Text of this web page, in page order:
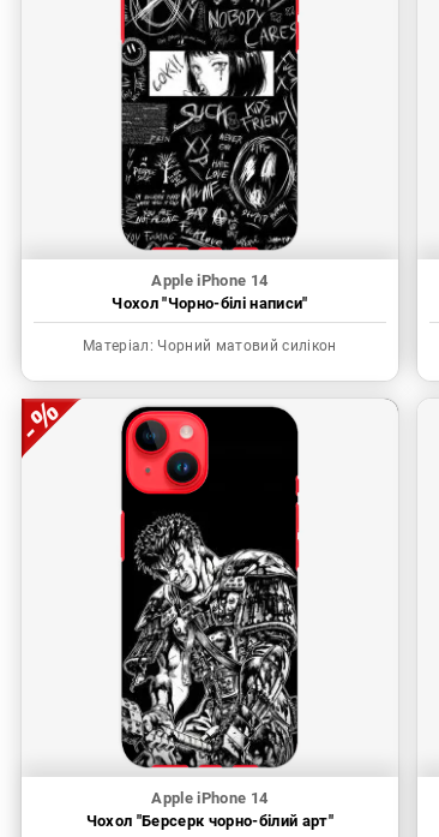
Apple iPhone 14
Чохол "Чорно-білі написи"
Матеріал: Чорний матовий силікон
Apple iPhone 14
Чохол "Берсерк чорно-білий арт"